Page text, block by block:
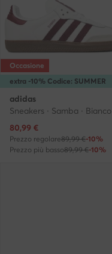
extra -10% Codice: SUMMER
Occasione
adidas
Sneakers · Samba · Bianco
Prezzo attuale
80,99 €
Prezzo regolare89,99 €-10%
Prezzo più basso89,99 €-10%